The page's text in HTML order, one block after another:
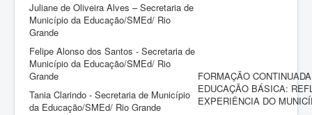
Juliane de Oliveira Alves – Secretaria de
Município da Educação/SMEd/ Rio
Grande
Felipe Alonso dos Santos - Secretaria de
Município da Educação/SMEd/ Rio
Grande
Tania Clarindo - Secretaria de Município
da Educação/SMEd/ Rio Grande
FORMAÇÃO
EDUCAÇÃO BÁSICA:
EXPERIÊNCIA DO